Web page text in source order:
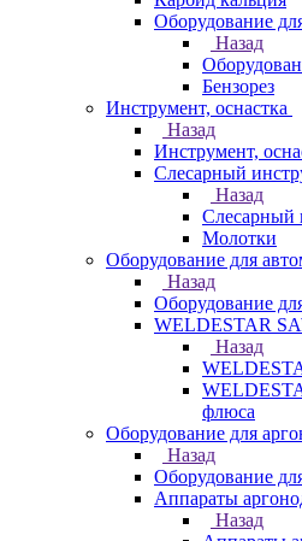
Оборудование
Назад
Бензорез
Инструмент, оснастка
Назад
Инструмент,
Слесарный
Назад
Слесарный
Молотки
Оборудование для
Назад
Оборудование
WELDESTAR
Назад
флюса
Оборудование для
Назад
Оборудование
Аппараты
Назад